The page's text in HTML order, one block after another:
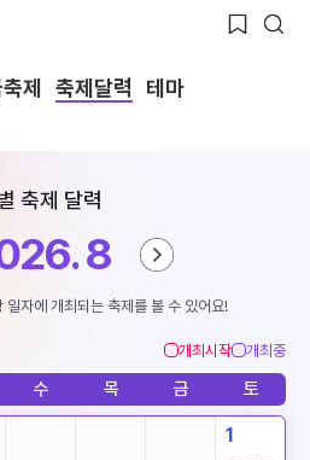
제 축제달력 테마
축제 달력
8
일자에 개최되는 축제를 볼 수 있어요!
개최시작 개최중
수 목 금 토
1